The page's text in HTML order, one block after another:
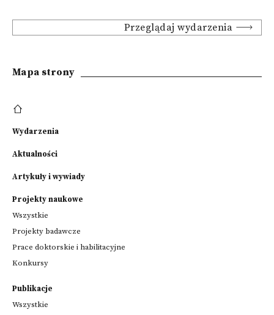
Przeglądaj wydarzenia
Mapa strony
Wydarzenia
Aktualności
Artykuły i wywiady
Projekty naukowe
Wszystkie
Projekty badawcze
Prace doktorskie i habilitacyjne
Konkursy
Publikacje
Wszystkie